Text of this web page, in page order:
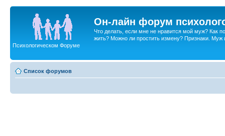
Он-лайн форум
Что делать, если мне не нравится мой муж? Как
жить? Можно ли простить измену? Признаки. Муж
Психологическом Форуме
Список форумов